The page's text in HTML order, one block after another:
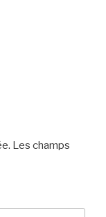
Les champs